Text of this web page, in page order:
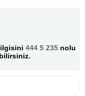
444 5 235 nolu